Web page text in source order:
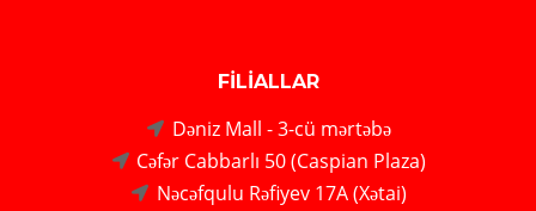
FİLİALLAR
Dəniz Mall - 3-cü mərtəbə
Cəfər Cabbarlı 50 (Caspian Plaza)
Nəcəfqulu Rəfiyev 17A (Xətai)